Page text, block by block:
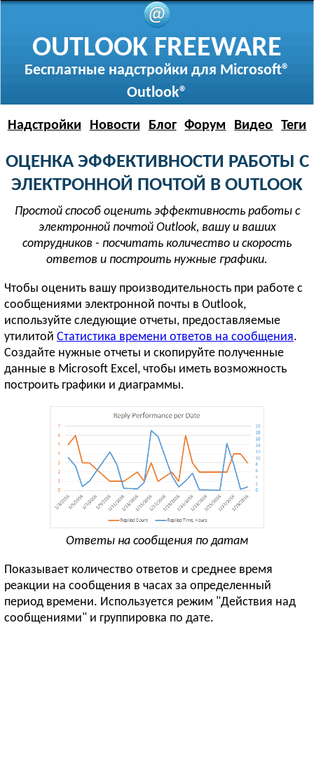
OUTLOOK FREEWARE
Бесплатные надстройки для Microsoft®
Outlook®
Надстройки Новости Блог Форум Видео Теги
ОЦЕНКА ЭФФЕКТИВНОСТИ РАБОТЫ С
ЭЛЕКТРОННОЙ ПОЧТОЙ В OUTLOOK
Простой способ оценить эффективность работы с
электронной почтой Outlook, вашу и ваших
сотрудников - посчитать количество и скорость
ответов и построить нужные графики.
Чтобы оценить вашу производительность при работе с
сообщениями электронной почты в Outlook,
используйте следующие отчеты, предоставляемые
утилитой Статистика времени ответов на сообщения.
Создайте нужные отчеты и скопируйте полученные
данные в Microsoft Excel, чтобы иметь возможность
построить графики и диаграммы.
Ответы на сообщения по датам
Показывает количество ответов и среднее время
реакции на сообщения в часах за определенный
период времени. Используется режим "Действия над
сообщениями" и группировка по дате.